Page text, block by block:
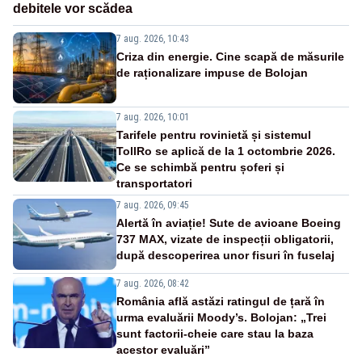
debitele vor scădea
7 aug. 2026, 10:43
Criza din energie. Cine scapă de măsurile
de raționalizare impuse de Bolojan
7 aug. 2026, 10:01
Tarifele pentru rovinietă și sistemul
TollRo se aplică de la 1 octombrie 2026.
Ce se schimbă pentru șoferi și
transportatori
7 aug. 2026, 09:45
Alertă în aviație! Sute de avioane Boeing
737 MAX, vizate de inspecții obligatorii,
după descoperirea unor fisuri în fuselaj
7 aug. 2026, 08:42
România află astăzi ratingul de țară în
urma evaluării Moody’s. Bolojan: „Trei
sunt factorii-cheie care stau la baza
acestor evaluări”